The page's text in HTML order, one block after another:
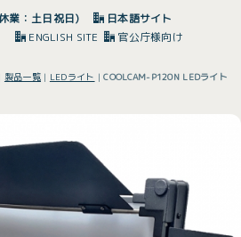
業：土日祝日)
日本語サイト
ENGLISH SITE
官公庁様向け
製品一覧 | LEDライト |COOLCAM-P120N LEDライト